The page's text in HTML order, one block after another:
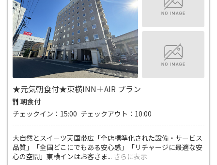
★元気朝食付★東横INN＋AIR プラン
朝食付
チェックイン：15:00 チェックアウト：10:00
大自然とスイーツ天国帯広「全店標準化された設備・サービス
品質」「全国どこにでもある安心感」「リチャージに最適な安
心の空間」東横インはお客さま... さらに表示